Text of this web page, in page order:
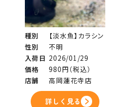
種別
【淡水魚】カラシン
性別
不明
入荷日 2026/01/29
価格
980円（税込）
店舗
高岡蓮花寺店
詳しく見る